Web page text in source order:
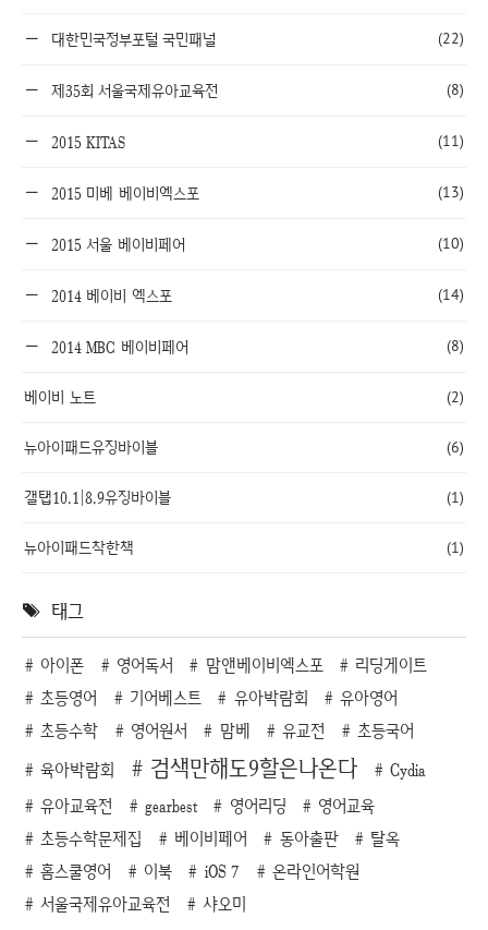
대한민국정부포털 국민패널 (22)
제35회 서울국제유아교육전 (8)
2015 KITAS (11)
2015 미베 베이비엑스포 (13)
2015 서울 베이비페어 (10)
2014 베이비 엑스포 (14)
2014 MBC 베이비페어 (8)
베이비 노트 (2)
뉴아이패드유징바이블 (6)
갤탭10.1|8.9유징바이블 (1)
뉴아이패드착한책 (1)
태그
아이폰 영어독서 맘앤베이비엑스포
리딩게이트
초등영어
기어베스트 유아박람회
유아영어
초등수학
영어원서 맘베 유교전
초등국어
육아박람회
검색만해도9할은나온다
Cydia
유아교육전
gearbest 영어리딩
영어교육
초등수학문제집
베이비페어 동아출판
탈옥
홈스쿨영어
이북 iOS 7
온라인어학원
서울국제유아교육전
샤오미